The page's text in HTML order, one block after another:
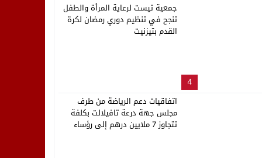
4
جمعية تيست لرعاية المرأة والطفل
تنجح في تنظيم دوري رمضان لكرة
القدم بتيزنيت
اتفاقيات دعم الرياضة من طرف
مجلس جهة درعة تافيلالت بكلفة
تتجاوز 7 ملايين درهم إلى رؤساء